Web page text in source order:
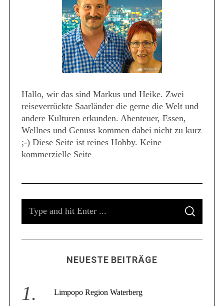
Hallo, wir das sind Markus und Heike. Zwei
reiseverrückte Saarländer die gerne die Welt und
andere Kulturen erkunden. Abenteuer, Essen,
Wellnes und Genuss kommen dabei nicht zu kurz
;-) Diese Seite ist reines Hobby. Keine
kommerzielle Seite
r
o
r
S
A
C
NEUESTE BEITRÄGE
Limpopo Region Waterberg
S
e
a
c
h
r